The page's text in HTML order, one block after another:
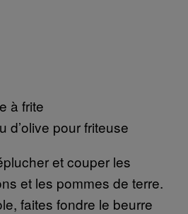
à frite
pour friteuse
et couper les
et les pommes de terre.
faites fondre le beurre